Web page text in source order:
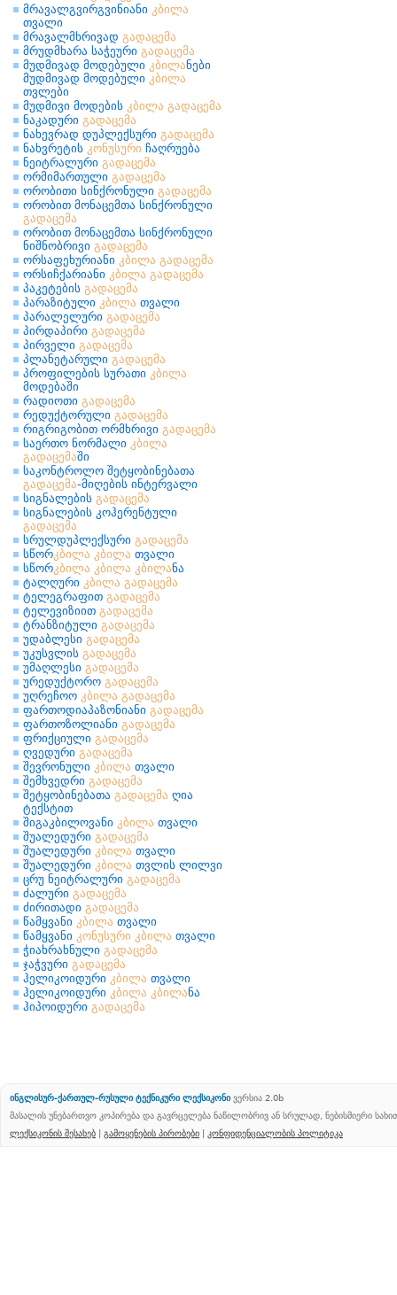
მრავალგვირგვინიანი კბილა
თვალი
მრავალმხრივად გადაცემა
მრუდმხარა საჭეური გადაცემა
მუდმივად მოდებული კბილანები
მუდმივად მოდებული კბილა
თვლები
მუდმივი მოდების კბილა გადაცემა
ნაკადური გადაცემა
ნახევრად დუპლექსური გადაცემა
ნახვრეტის კონუსური ჩაღრუება
ნეიტრალური გადაცემა
ორმიმართული გადაცემა
ორობითი სინქრონული გადაცემა
ორობით მონაცემთა სინქრონული
გადაცემა
ორობით მონაცემთა სინქრონული
ნიშნობრივი გადაცემა
ორსაფეხურიანი კბილა გადაცემა
ორსიჩქარიანი კბილა გადაცემა
პაკეტების გადაცემა
პარაზიტული კბილა თვალი
პარალელური გადაცემა
პირდაპირი გადაცემა
პირველი გადაცემა
პლანეტარული გადაცემა
პროფილების სურათი კბილა
მოდებაში
რადიოთი გადაცემა
რედუქტორული გადაცემა
რიგრიგობით ორმხრივი გადაცემა
საერთო ნორმალი კბილა
გადაცემაში
საკონტროლო შეტყობინებათა
გადაცემა-მიღების ინტერვალი
სიგნალების გადაცემა
სიგნალების კოჰერენტული
გადაცემა
სრულდუპლექსური გადაცემა
სწორკბილა კბილა თვალი
სწორკბილა კბილა კბილანა
ტალღური კბილა გადაცემა
ტელეგრაფით გადაცემა
ტელევიზიით გადაცემა
ტრანზიტული გადაცემა
უდაბლესი გადაცემა
უკუსვლის გადაცემა
უმაღლესი გადაცემა
ურედუქტორო გადაცემა
უღრეჩოო კბილა გადაცემა
ფართოდიაპაზონიანი გადაცემა
ფართოზოლიანი გადაცემა
ფრიქციული გადაცემა
ღვედური გადაცემა
შევრონული კბილა თვალი
შემხვედრი გადაცემა
შეტყობინებათა გადაცემა ღია
ტექსტით
შიგაკბილოვანი კბილა თვალი
შუალედური გადაცემა
შუალედური კბილა თვალი
შუალედური კბილა თვლის ლილვი
ცრუ ნეიტრალური გადაცემა
ძალური გადაცემა
ძირითადი გადაცემა
წამყვანი კბილა თვალი
წამყვანი კონუსური კბილა თვალი
ჭიახრახნული გადაცემა
ჯაჭვური გადაცემა
ჰელიკოიდური კბილა თვალი
ჰელიკოიდური კბილა კბილანა
ჰიპოიდური გადაცემა
ინგლისურ-ქართულ-რუსული ტექნიკური ლექსიკონი ვერსია 2.0b
მასალის უნებართვო კოპირება და გავრცელება ნაწილობრივ ან სრულად, ნებისმიერი
ლექსიკონის შესახებ | გამოყენების პირობები | კონფიდენციალობის პოლიტიკა